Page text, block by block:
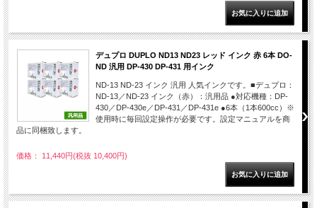
デュプロ DUPLO ND13 ND23 レッド インク 赤 6本 DO-
ND 汎用 DP-430 DP-431 用インク
ND-13 ND-23 インク 汎用 人気インクです。■デュプロ：
ND-13／ND-23 インク（赤）：汎用品 ●対応機種：DP-
430／DP-430e／DP-431／DP-431e ●6本（1本600cc）※
使用時に毎回設定操作が必要です。設定マニュアルを商
品に同梱致します。
価格： 11,440円(税抜 10,400円)